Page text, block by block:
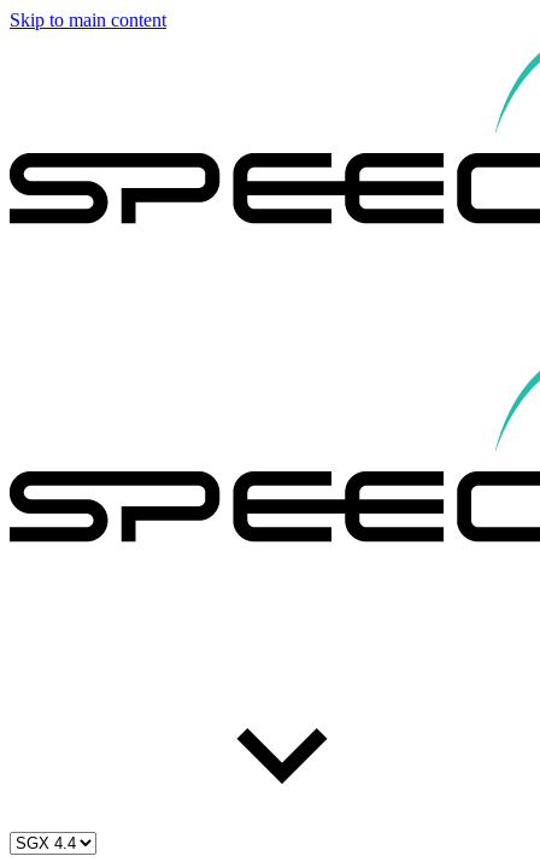
Skip to main content